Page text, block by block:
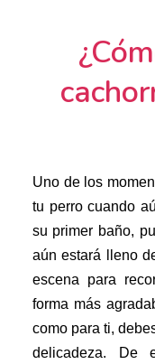
Uno de los
tu perro cuando
su primer baño,
aún estará lleno
escena para
forma más
como para ti,
delicadeza. De